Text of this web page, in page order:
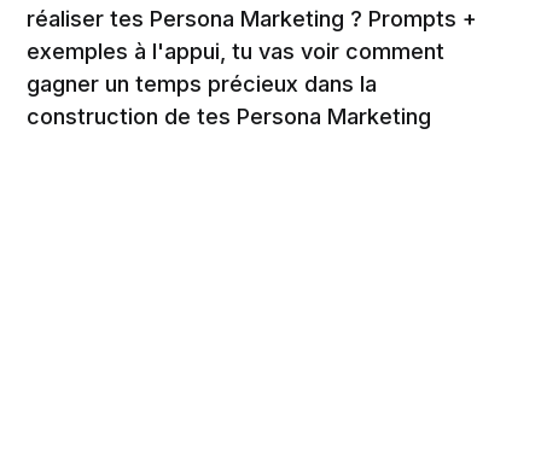
réaliser tes Persona Marketing ? Prompts +
exemples à l'appui, tu vas voir comment
gagner un temps précieux dans la
construction de tes Persona Marketing